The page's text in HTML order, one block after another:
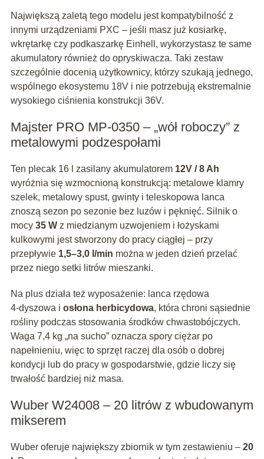
Największą zaletą tego modelu jest kompatybilność z
innymi urządzeniami PXC – jeśli masz już kosiarkę,
wkrętarkę czy podkaszarkę Einhell, wykorzystasz te same
akumulatory również do opryskiwacza. Taki zestaw
szczególnie docenią użytkownicy, którzy szukają jednego,
wspólnego ekosystemu 18V i nie potrzebują ekstremalnie
wysokiego ciśnienia konstrukcji 36V.
Majster PRO MP‑0350 – „wół roboczy” z
metalowymi podzespołami
Ten plecak 16 l zasilany akumulatorem 12V / 8 Ah
wyróżnia się wzmocnioną konstrukcją: metalowe klamry
szelek, metalowy spust, gwinty i teleskopowa lanca
znoszą sezon po sezonie bez luzów i pęknięć. Silnik o
mocy 35 Wz miedzianym uzwojeniem i łożyskami
kulkowymi jest stworzony do pracy ciągłej – przy
przepływie 1,5–3,0 l/min można w jeden dzień przelać
przez niego setki litrów mieszanki.
Na plus działa też wyposażenie: lanca rzędowa
4‑dyszowa i osłona herbicydowa, która chroni sąsiednie
rośliny podczas stosowania środków chwastobójczych.
Waga 7,4 kg „na sucho” oznacza spory ciężar po
napełnieniu, więc to sprzęt raczej dla osób o dobrej
kondycji lub do pracy w gospodarstwie, gdzie liczy się
trwałość bardziej niż masa.
Wuber W24008 – 20 litrów z wbudowanym
mikserem
Wuber oferuje największy zbiornik w tym zestawieniu – 20